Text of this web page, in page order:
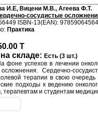
И.Е, Вицени М.В., Агеева Ф.Т.
сосудистые
ISBN-13(EAN):
Практика
T
складе: Есть (3 шт.)
фоне успехов в лечении
Сердечно-
терапии в свою
подходы к ведению
терапевтам и студентам